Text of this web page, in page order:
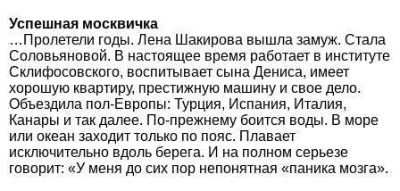
Успешная москвичка
…Пролетели годы. Лена Шакирова вышла замуж. Стала
Соловьяновой. В настоящее время работает в институте
Склифосовского, воспитывает сына Дениса, имеет
хорошую квартиру, престижную машину и свое дело.
Объездила пол-Европы: Турция, Испания, Италия,
Канары и так далее. По-прежнему боится воды. В море
или океан заходит только по пояс. Плавает
исключительно вдоль берега. И на полном серьезе
говорит: «У меня до сих пор непонятная «паника мозга».